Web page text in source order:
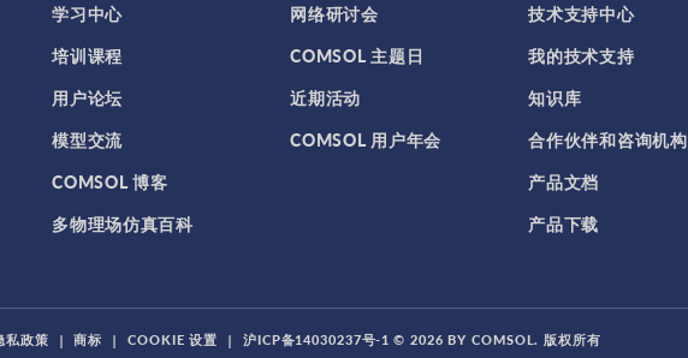
学习中心
培训课程
用户论坛
模型交流
COMSOL 博客
多物理场仿真百科
网络研讨会
COMSOL 主题日
近期活动
COMSOL 用户年会
技术支持中心
我的技术支持
知识库
合作伙伴和咨询机构
产品文档
产品下载
私政策 | 商标 | COOKIE 设置 | 沪ICP备14030237号-1 © 2026 BY COMSOL. 版权所有